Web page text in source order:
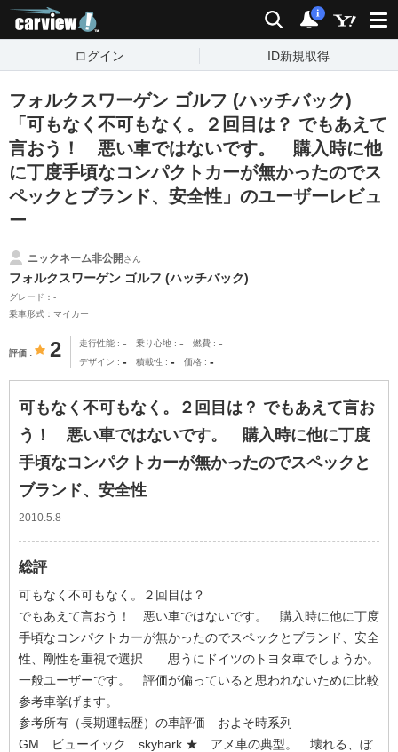
検索 通知
i
ログイン ID新規取得
フォルクスワーゲン ゴルフ (ハッチバック)
「可もなく不可もなく。２回目は？ でもあえて
言おう！ 悪い車ではないです。 購入時に他
に丁度手頃なコンパクトカーが無かったのでス
ペックとブランド、安全性」のユーザーレビュ
ー
ニックネーム非公開さん
フォルクスワーゲン ゴルフ (ハッチバック)
グレード：-
乗車形式：マイカー
評価 2 走行性能 - 乗り心地 - 燃費 -
デザイン - 積載性 - 価格 -
可もなく不可もなく。２回目は？ でもあえて言お
う！ 悪い車ではないです。 購入時に他に丁度
手頃なコンパクトカーが無かったのでスペックと
ブランド、安全性
2010.5.8
総評
可もなく不可もなく。２回目は？
でもあえて言おう！ 悪い車ではないです。 購入時に他に丁度
手頃なコンパクトカーが無かったのでスペックとブランド、安全
性、剛性を重視で選択 思うにドイツのトヨタ車でしょうか。
一般ユーザーです。 評価が偏っていると思われないために比較
参考車挙げます。
参考所有（長期運転歴）の車評価 およそ時系列
GM ビューイック skyhark ★ アメ車の典型。 壊れる、ぼ